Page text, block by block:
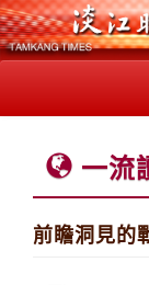
一流
前瞻洞見的